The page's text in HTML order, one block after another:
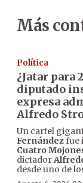
Más
Política
¿Jatar para
diputado
expresa
Alfredo
Un cartel
Fernándezfue
Cuatro
dictador
desde uno de